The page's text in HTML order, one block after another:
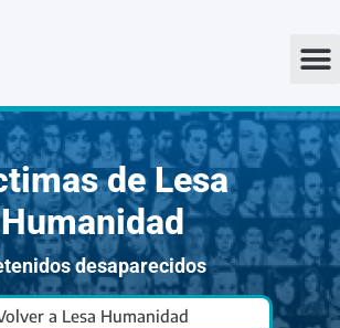
de Lesa
Humanidad
desaparecidos
a Lesa Humanidad